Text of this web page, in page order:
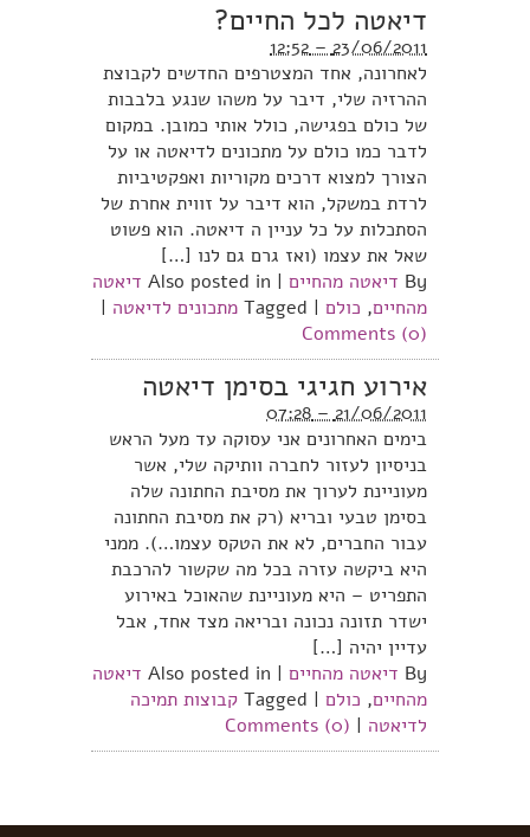
דיאטה לכל החיים?
23/06/2011 – 12:52
לאחרונה, אחד המצטרפים החדשים לקבוצת
ההרזיה שלי, דיבר על משהו שנגע בלבבות
של כולם בפגישה, כולל אותי כמובן. במקום
לדבר כמו כולם על מתכונים לדיאטה או על
הצורך למצוא דרכים מקוריות ואפקטיביות
לרדת במשקל, הוא דיבר על זווית אחרת של
הסתכלות על כל עניין ה דיאטה. הוא פשוט
שאל את עצמו (ואז גרם גם לנו […]
By דיאטה מהחיים |
Also posted in דיאטה
מהחיים, כולם |
Tagged מתכונים לדיאטה |
Comments (0)
אירוע חגיגי בסימן דיאטה
21/06/2011 – 07:28
בימים האחרונים אני עסוקה עד מעל הראש
בניסיון לעזור לחברה וותיקה שלי, אשר
מעוניינת לערוך את מסיבת החתונה שלה
בסימן טבעי ובריא (רק את מסיבת החתונה
עבור החברים, לא את הטקס עצמו…). ממני
היא ביקשה עזרה בכל מה שקשור להרכבת
התפריט – היא מעוניינת שהאוכל באירוע
ישדר תזונה נכונה ובריאה מצד אחד, אבל
עדיין יהיה […]
By דיאטה מהחיים |
Also posted in דיאטה
מהחיים, כולם |
Tagged קבוצות תמיכה
לדיאטה |
Comments (0)